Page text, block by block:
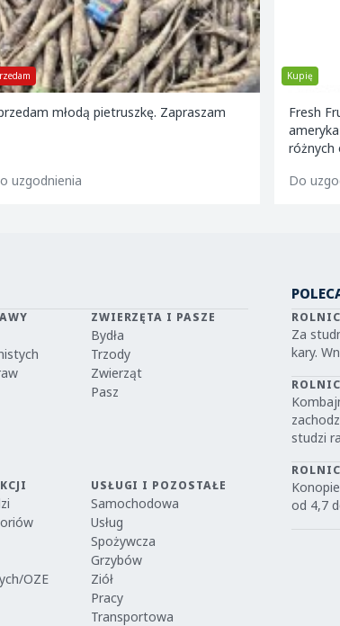
młodą pietruszkę. Zapraszam
uzgodnienia
Kupię
Fresh
różnych
Do
ZWIERZĘTA I PASZE
Bydła
Trzody
Zwierząt
Pasz
OZE
USŁUGI I POZOSTAŁE
Samochodowa
Usług
Spożywcza
Grzybów
Ziół
Pracy
Transportowa
Za
kary.
studzi
od 4,7